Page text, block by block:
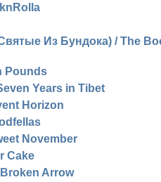
Из Бундока) / The
Pounds
Years in Tibet
Horizon
November
Cake
Arrow